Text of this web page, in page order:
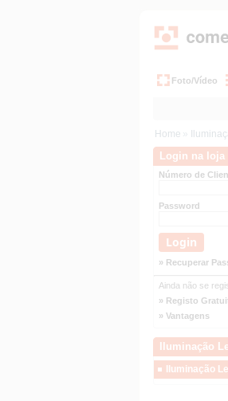
Foto/Vídeo
Home »
Login na loja
Número de
Password
» Recuperar
Ainda não se
» Registo
» Vantagens
Iluminação
Iluminação